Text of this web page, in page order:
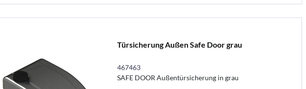
Türsicherung Außen Safe Door grau
467463
SAFE DOOR Außentürsicherung in grau